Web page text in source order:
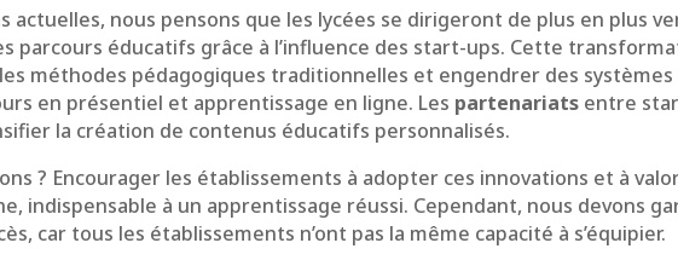
actuelles, nous pensons que les lycées se dirigeront de plus en plus
parcours éducatifs grâce à l’influence des start-ups. Cette
méthodes pédagogiques traditionnelles et engendrer des systèmes
en présentiel et apprentissage en ligne. Les partenariats entre
la création de contenus éducatifs personnalisés.
? Encourager les établissements à adopter ces innovations et à
indispensable à un apprentissage réussi. Cependant, nous devons
car tous les établissements n’ont pas la même capacité à s’équipier.